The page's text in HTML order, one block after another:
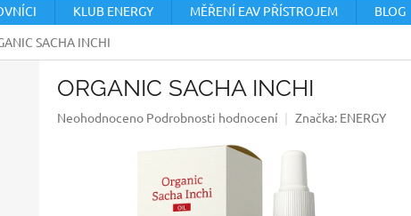
KLUB ENERGY MĚŘENÍ EAV PŘÍSTROJEM BLOG
SACHA INCHI
ORGANIC SACHA INCHI
Průměrné
Neohodnoceno Podrobnosti hodnocení Značka: ENERGY